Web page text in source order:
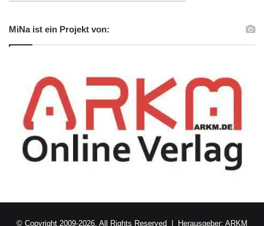
MiNa ist ein Projekt von:
© Copyright 2009-2026, All Rights Reserved | Herausgeber: ARKM